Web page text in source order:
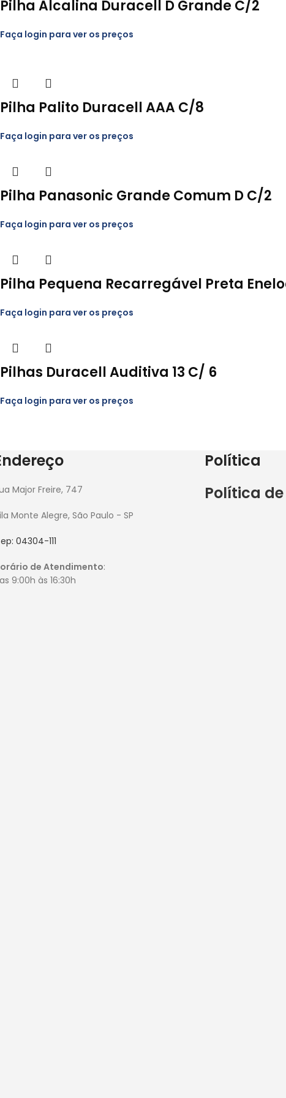
Pilha Alcalina Duracell D Grande C/2
Faça login para ver os preços
Pilha Palito Duracell AAA C/8
Faça login para ver os preços
Pilha Panasonic Grande Comum D C/2
Faça login para ver os preços
Pilha Pequena Recarregável Preta
Faça login para ver os preços
Pilhas Duracell Auditiva 13 C/ 6
Faça login para ver os preços
Major Freire, 747
Monte Alegre, São Paulo - SP
04304-111
de Atendimento:
9:00h às 16:30h
Política
Política